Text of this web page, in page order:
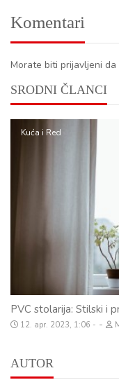
Komentari
Morate biti prijavljeni
SRODNI ČLANCI
Kuća i Red
PVC stolarija: Stilski i
12. apr. 2023, 1:06 -
AUTOR